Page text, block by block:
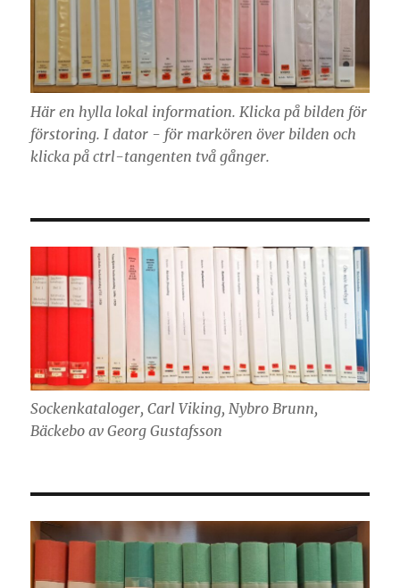
Här en hylla lokal information. Klicka på bilden för
förstoring. I dator - för markören över bilden och
klicka på ctrl-tangenten två gånger.
Sockenkataloger, Carl Viking, Nybro Brunn,
Bäckebo av Georg Gustafsson